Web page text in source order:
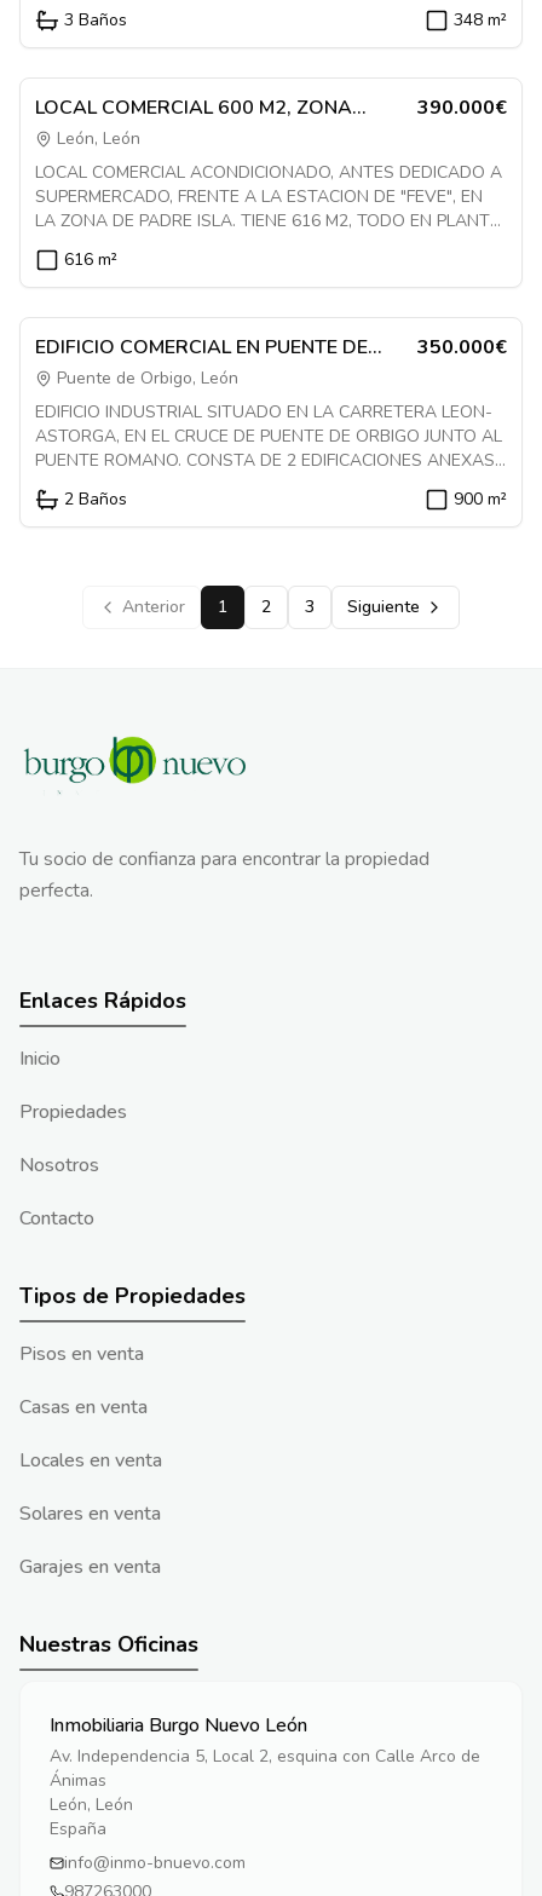
3 Baños 348 m²
Local En Venta
LOCAL COMERCIAL 600 M2, ZONA
PADRE ISLA
390.000€
León, León
LOCAL COMERCIAL ACONDICIONADO, ANTES DEDICADO A
SUPERMERCADO, FRENTE A LA ESTACION DE "FEVE", EN
LA ZONA DE PADRE ISLA. TIENE 616 M2, TODO EN PLANTA
COMERCIAL, ES DE FORMA RECTANGULAR, CON UNA
FACHADA DE 15 METROS.
616 m²
Local En Venta
EDIFICIO COMERCIAL EN PUENTE DE
ORBIGO. EXCELENTE SITUACION
350.000€
Puente de Orbigo, León
EDIFICIO INDUSTRIAL SITUADO EN LA CARRETERA LEON-
ASTORGA, EN EL CRUCE DE PUENTE DE ORBIGO JUNTO AL
PUENTE ROMANO. CONSTA DE 2 EDIFICACIONES ANEXAS,
UNA INDUSTRIAL DE 2 PLANTAS DESTINADA A NAVE Y
OFICINAS, CON UN SOLAR DE 800 M2; Y OTRA
CONSTRUCCION DE PLANTA BAJA, DESTINADA A
388 M2. POSIBILIDAD DE ALQUILAR.
2 Baños 900 m²
Anterior 1 2 3 Siguiente
Tu socio de confianza para encontrar la propiedad
perfecta.
Enlaces Rápidos
Inicio
Propiedades
Nosotros
Contacto
Tipos de Propiedades
Pisos en venta
Casas en venta
Locales en venta
Solares en venta
Garajes en venta
Nuestras Oficinas
Inmobiliaria Burgo Nuevo León
Av. Independencia 5, Local 2, esquina con Calle Arco de
Ánimas
León, León
España
info@inmo-bnuevo.com